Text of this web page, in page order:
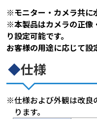
※モニター・カメラ共に
※本製品はカメラの正像
り設定可能です。
お客様の用途に応じて設
◆仕様
※仕様および外観は改良
ります。